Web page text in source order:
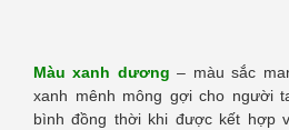
Màu xanh dương – màu sắc
xanh mênh mông gợi cho người
bình đồng thời khi được kết hợp